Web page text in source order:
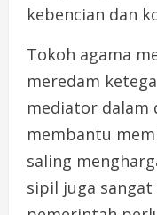
kebencian dan
Tokoh agama
meredam
mediator dalam
membantu
saling
sipil juga